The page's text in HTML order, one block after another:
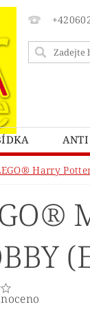
ANTI
LEGO®
POTTER
Harry